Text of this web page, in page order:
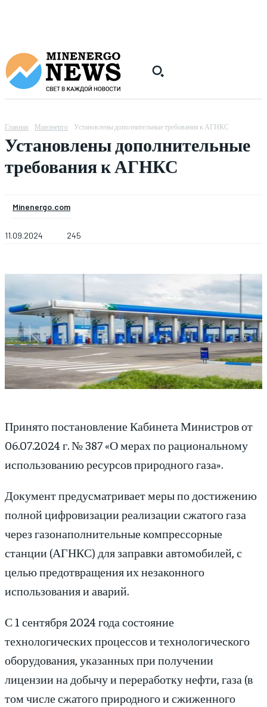
Главная Минэнерго Установлены дополнительные требования к АГНКС
Установлены дополнительные
требования к АГНКС
Minenergo.com
11.09.2024 245
Принято постановление Кабинета Министров от
06.07.2024 г. № 387 «О мерах по рациональному
использованию ресурсов природного газа».
Документ предусматривает меры по достижению
полной цифровизации реализации сжатого газа
через газонаполнительные компрессорные
станции (АГНКС) для заправки автомобилей, с
целью предотвращения их незаконного
использования и аварий.
С 1 сентября 2024 года состояние
технологических процессов и технологического
оборудования, указанных при получении
лицензии на добычу и переработку нефти, газа (в
том числе сжатого природного и сжиженного